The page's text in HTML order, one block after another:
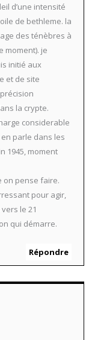
d’une intensité
de bethleme. la
des ténèbres à
moment). je
initié aux
et de site
la crypte.
considerable
parle dans les
1945, moment
on pense faire.
pour agir,
le 21
qui démarre.
Répondre